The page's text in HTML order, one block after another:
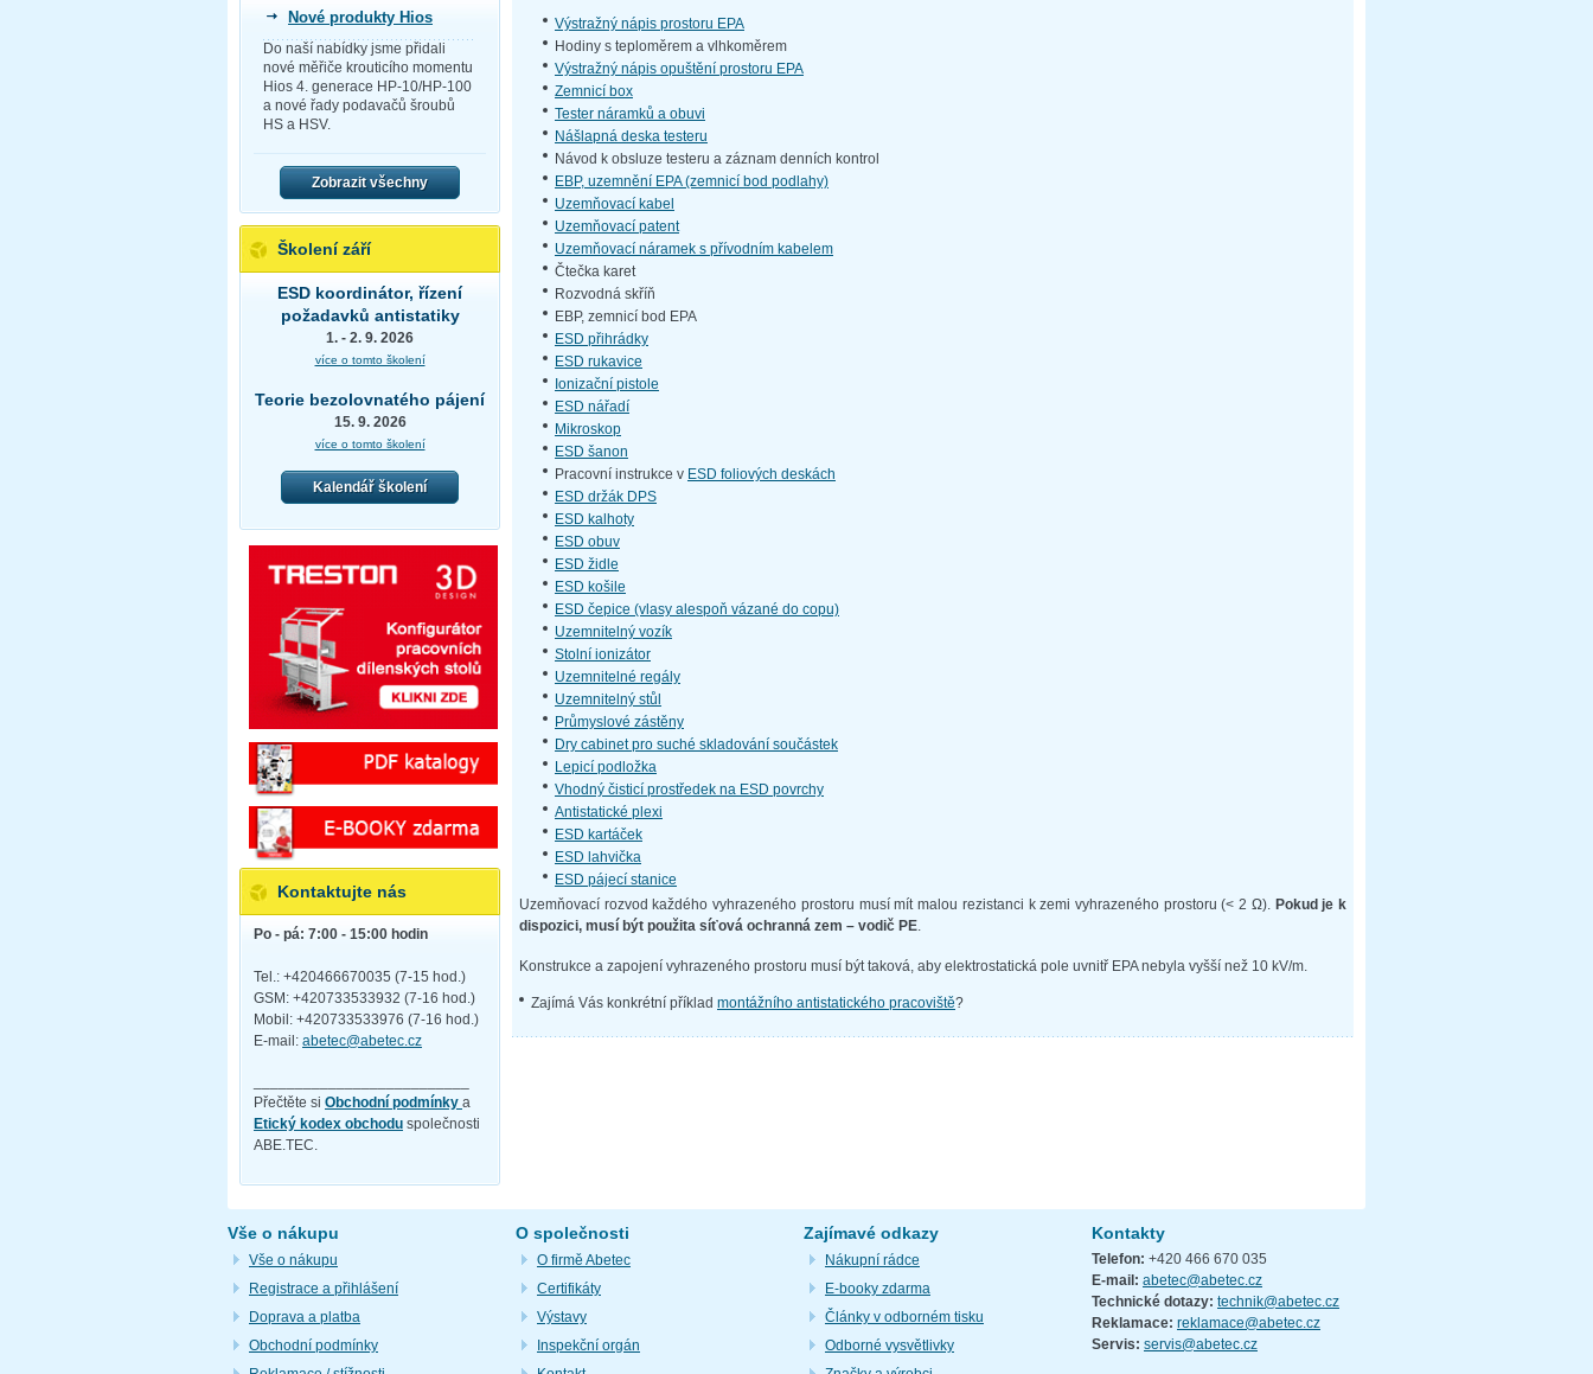
Výstražný nápis prostoru EPA
Hodiny s teploměrem a vlhkoměrem
Výstražný nápis opuštění prostoru EPA
Zemnicí box
Tester náramků a obuvi
Nášlapná deska testeru
Návod k obsluze testeru a záznam denních kontrol
EBP, uzemnění EPA (zemnicí bod podlahy)
Uzemňovací kabel
Uzemňovací patent
Uzemňovací náramek s přívodním kabelem
Čtečka karet
Rozvodná skříň
EBP, zemnicí bod EPA
ESD přihrádky
ESD rukavice
Ionizační pistole
ESD nářadí
Mikroskop
ESD šanon
Pracovní instrukce v ESD foliových deskách
ESD držák DPS
ESD kalhoty
ESD obuv
ESD židle
ESD košile
ESD čepice (vlasy alespoň vázané do copu)
Uzemnitelný vozík
Stolní ionizátor
Uzemnitelné regály
Uzemnitelný stůl
Průmyslové zástěny
Dry cabinet pro suché skladování součástek
Lepicí podložka
Vhodný čisticí prostředek na ESD povrchy
Antistatické plexi
ESD kartáček
ESD lahvička
ESD pájecí stanice
Uzemňovací rozvod každého vyhrazeného prostoru musí mít malou rezistanci k zemi vyhrazeného prostoru (< 2 Ω). Pokud je k
dispozici, musí být použita síťová ochranná zem – vodič PE.
Konstrukce a zapojení vyhrazeného prostoru musí být taková, aby elektrostatická pole uvnitř EPA nebyla vyšší než 10 kV/m.
Zajímá Vás konkrétní příklad montážního antistatického pracoviště?
Nové produkty Hios
Do naší nabídky jsme přidali
nové měřiče krouticího momentu
Hios 4. generace HP-10/HP-100
a nové řady podavačů šroubů
HS a HSV.
Zobrazit všechny
Školení září
ESD koordinátor, řízení
požadavků antistatiky
1. - 2. 9. 2026
více o tomto školení
Teorie bezolovnatého pájení
15. 9. 2026
více o tomto školení
Kalendář školení
Kontaktujte nás
Po - pá: 7:00 - 15:00 hodin
Tel.: +420466670035 (7-15 hod.)
GSM: +420733533932 (7-16 hod.)
Mobil: +420733533976 (7-16 hod.)
E-mail: abetec@abetec.cz
Přečtěte si Obchodní podmínky a
Etický kodex obchodu společnosti
ABE.TEC.
Vše o nákupu
Vše o nákupu
Registrace a přihlášení
Doprava a platba
Obchodní podmínky
O společnosti
O firmě Abetec
Certifikáty
Výstavy
Inspekční orgán
Zajímavé odkazy
Nákupní rádce
E-booky zdarma
Články v odborném tisku
Odborné vysvětlivky
Kontakty
Telefon: +420 466 670 035
E-mail: abetec@abetec.cz
Technické dotazy: technik@abetec.cz
Reklamace: reklamace@abetec.cz
Servis: servis@abetec.cz